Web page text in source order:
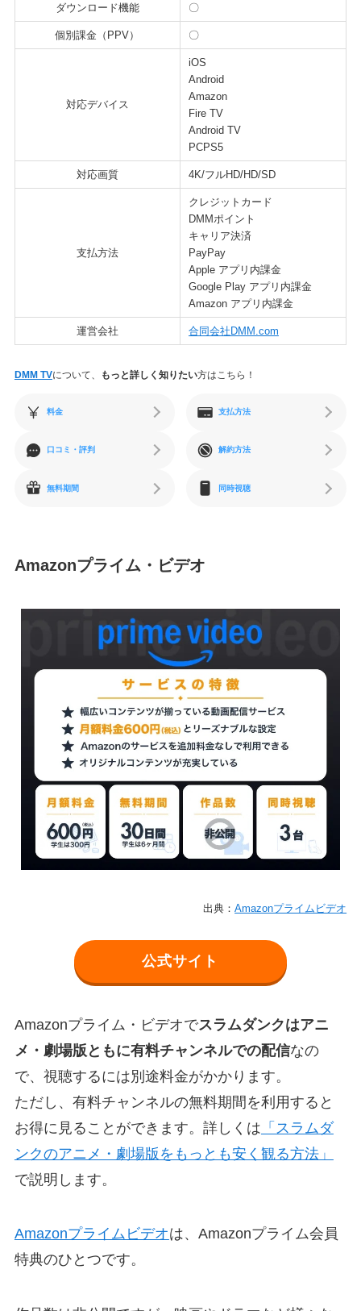
ダウンロード機能 〇
個別課金（PPV） 〇
対応デバイス
iOS
Android
Amazon
Fire TV
Android TV
PCPS5
対応画質 4K/フルHD/HD/SD
支払方法
クレジットカード
DMMポイント
キャリア決済
PayPay
Apple アプリ内課金
Google Play アプリ内課金
Amazon アプリ内課金
運営会社 合同会社DMM.com
DMM TVについて、 もっと詳しく知りたい方はこちら！
料金 支払方法
口コミ・評判 解約方法
無料期間 同時視聴
Amazonプライム・ビデオ
出典：Amazonプライムビデオ
公式サイト
Amazonプライム・ビデオでスラムダンクはアニ
メ・劇場版ともに有料チャンネルでの配信なの
で、視聴するには別途料金がかかります。
ただし、有料チャンネルの無料期間を利用すると
お得に見ることができます。詳しくは 「スラムダ
ンクのアニメ・劇場版をもっとも安く観る方法」
で説明します。
Amazonプライムビデオは、Amazonプライム会員
特典のひとつです。